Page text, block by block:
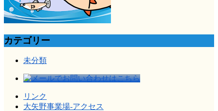
カテゴリー
未分類
リンク
大矢野事業場-アクセス